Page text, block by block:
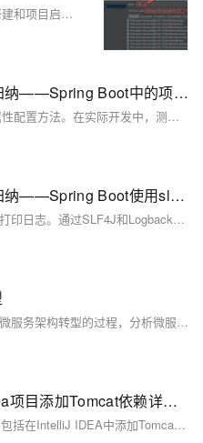
本文介绍了Spring Boot开发环境的搭建和项目启动流程。主要内容包括：jdk的配置（IDEA、STS/eclipse设置方法）、Spring Boot工程的构建方式（IDEA快速构建、官方构建工具start.spring.io使用）、maven配置（本地maven路径与阿里云镜像设置）以及编码配置（IDEA和eclipse中的编码设置）。通过这些步骤，帮助开发者顺利完成Spring Boot项目的初始化和运行准备。
微服务——SpringBoot使用归纳——Spring Boot中的项目属性配置——少量配置信息的情形
本课主要讲解Spring Boot项目中的属性配置方法。在实际开发中，测试与生产环境的配置往往不同，因此不应将配置信息硬编码在代码中，而应使用配置文件管理，如`application.yml`。例如，在微服务架构下，可通过配置文件设置调用其他服务的地址（如订单服务端口8002），并利用`@Value`注解在代码中读取这些配置值。这种方式使项目更灵活，便于后续修改和维护。
微服务——SpringBoot使用归纳——Spring Boot使用slf4j进行日志记录——使用Logger在项目中打印日志
本文介绍了如何在项目中使用Logger打印日志。通过SLF4J和Logback，可设置不同日志级别（如DEBUG、INFO、WARN、ERROR）并支持占位符输出动态信息。示例代码展示了日志在控制器中的应用，说明了日志配置对问题排查的重要性。附课程源码下载链接供实践参考。
本文旨在探讨后端服务从单体架构向微服务架构转型的过程，分析微服务架构的优势和面临的挑战。文章首先介绍单体架构的局限性，然后详细阐述微服务架构的核心概念及其在现代软件开发中的应用。通过对比两种架构，指出微服务化转型的必要性和实施策略。最后，讨论了微服务架构实施过程中可能遇到的问题及解决方案。
Servlet开发流程 （里面有Idea项目添加Tomcat依赖详细教程）
本文详细介绍了Servlet的开发流程，包括在IntelliJ IDEA中添加Tomcat依赖的详细教程。通过上述步骤，开发者可以快速搭建并运行一个基本的Servlet应用，理解并掌握Servlet的开发流程对于Java Web开发至关重要。希望本文能够帮助开发者顺利进行Servlet开发，提高工作效率。